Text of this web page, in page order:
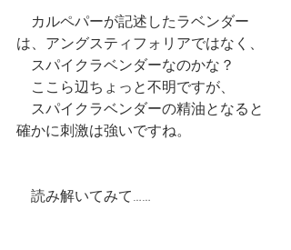
カルペパーが記述したラベンダー
は、アングスティフォリアではなく、
スパイクラベンダーなのかな？
ここら辺ちょっと不明ですが、
スパイクラベンダーの精油となると
確かに刺激は強いですね。
読み解いてみて……